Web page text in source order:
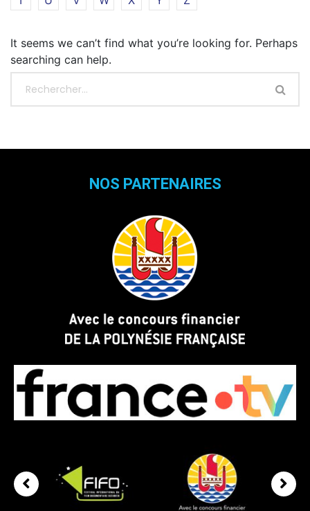
It seems we can’t find what you’re looking for. Perhaps
searching can help.
NOS PARTENAIRES